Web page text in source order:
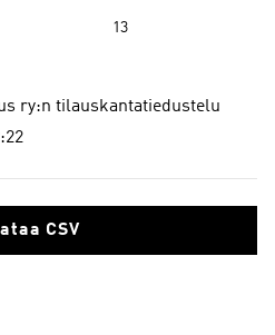
13
ry:n tilauskantatiedustelu
CSV